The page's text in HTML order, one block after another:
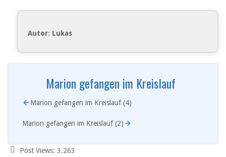
Autor: Lukas
Marion gefangen im Kreislauf
Marion gefangen im Kreislauf (4)
Marion gefangen im Kreislauf (2)
Post Views: 3.263